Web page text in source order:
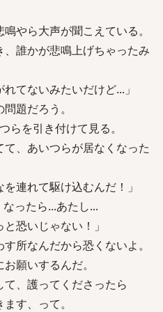
やら大声が聞こえている。
、誰かが悲鳴上げちゃったみ
てないみたいだけど...」
題だろう。
らを引き付けて見る。
、あいつらが居なくなった
連れて駆け込むんだ！」
ったら...あたし...
恐いじゃない！」
所なんだから恐くないよ。
願いするんだ。
、護ってくださったら
す、って。